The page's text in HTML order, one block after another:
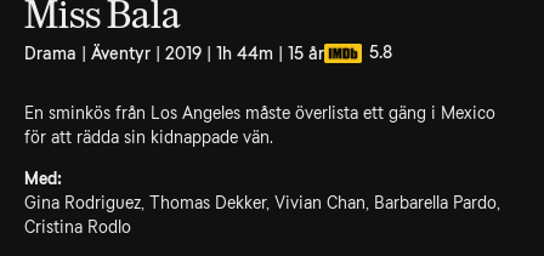
Miss Bala
Drama | Äventyr | 2019 | 1h 44m | 15 år 5.8
En sminkös från Los Angeles måste överlista ett gäng i Mexico
för att rädda sin kidnappade vän.
Med:
Gina Rodriguez, Thomas Dekker, Vivian Chan, Barbarella Pardo,
Cristina Rodlo